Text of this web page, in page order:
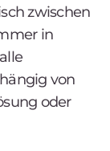
zwischen
in
von
oder